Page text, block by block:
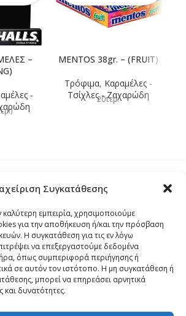
Συγκατάθεσης
εμπειρία, χρησιμοποιούμε
για την αποθήκευση ή/και την πρόσβαση
Η συγκατάθεση για τις εν λόγω
να επεξεργαστούμε δεδομένα
όπως συμπεριφορά περιήγησης ή
σε αυτόν τον ιστότοπο. Η μη συγκατάθεση ή
μπορεί να επηρεάσει αρνητικά
και δυνατότητες.
–
-
MENTOS 38gr. – (FRUIT)
Τρόφιμα, Καραμέλες -
Τσίχλες - Ζαχαρώδη
20τεμ.
– Επιστρόφης